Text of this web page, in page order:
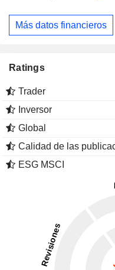
Más datos financieros
Ratings
Trader
Inversor
Global
Calidad de las
ESG MSCI